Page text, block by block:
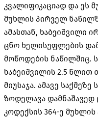
კვალიფიკაციად და ეს
მუხლის პირველ
ამასთან, ხაბეიშვილი
ცნო ხელისუფლების
მოწოდების ნაწილშიც.
ხაბეიშვილის 2.5 წლით
მიუსაჯა. ამავე
ზოდელავა
კოდექსის 364-ე